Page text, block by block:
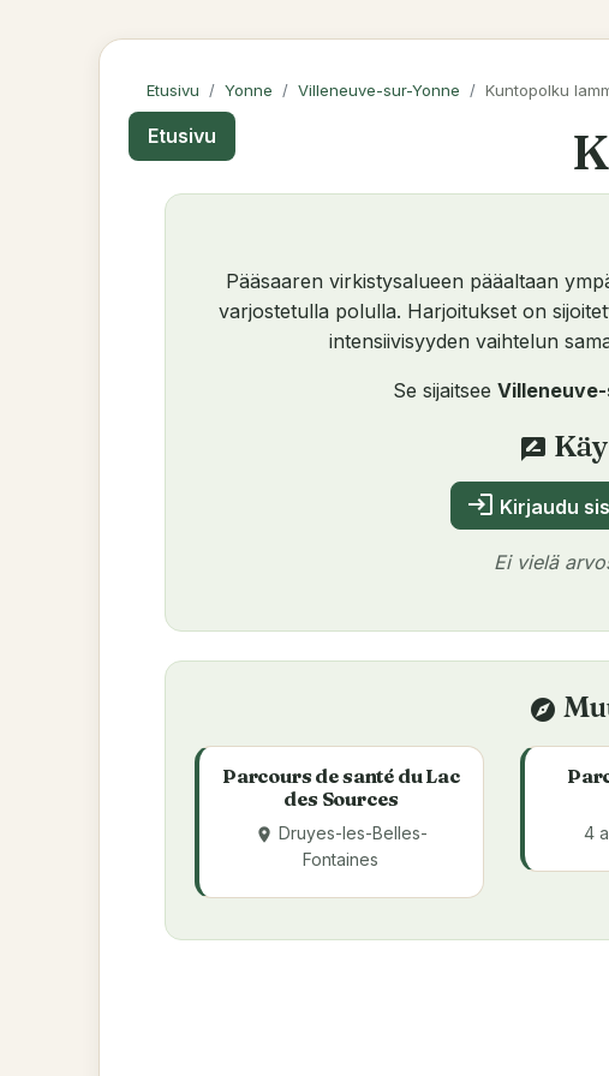
Etusivu Yonne Villeneuve-sur-Yonne Kuntopolku
Etusivu
Pääsaaren virkistysalueen pääaltaan
varjostetulla polulla. Harjoitukset on
intensiivisyyden vaihtelun
Se sijaitsee
rate_review
login Kirjaudu
Ei vielä
explore
Parcours de santé du Lac
des Sources
place Druyes-les-Belles-
Fontaines
4